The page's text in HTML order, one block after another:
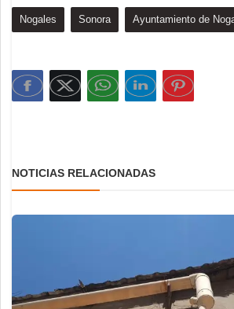
Nogales Sonora Ayuntamiento de
NOTICIAS RELACIONADAS